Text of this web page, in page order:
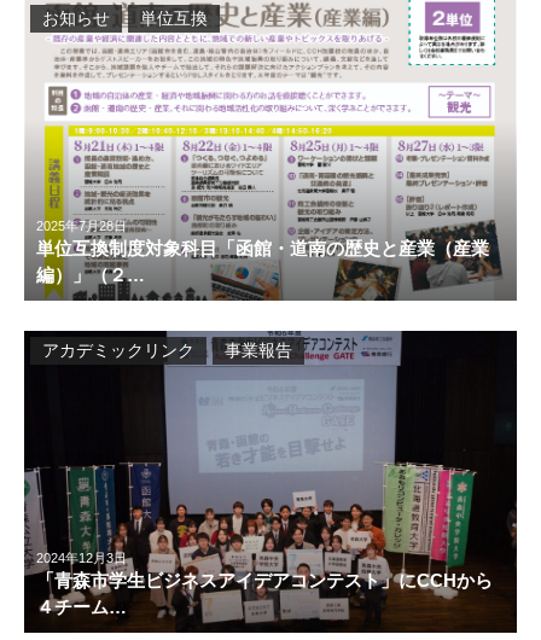
2025年7月28日
単位互換制度対象科目「函館・道南の歴史と産業（産業
編）」（２…
お知らせ 単位互換
2024年12月3日
「青森市学生ビジネスアイデアコンテスト」にCCHから
４チーム…
アカデミックリンク 事業報告